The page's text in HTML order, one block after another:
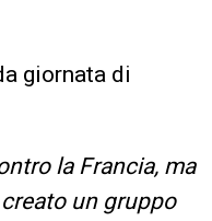
giornata di
la Francia, ma
un gruppo